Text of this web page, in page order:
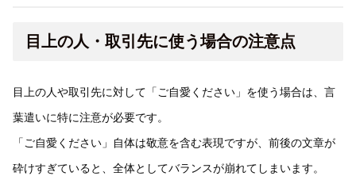
目上の人・取引先に使う場合の注意点
目上の人や取引先に対して「ご自愛ください」を使う場合は、言
葉遣いに特に注意が必要です。
「ご自愛ください」自体は敬意を含む表現ですが、前後の文章が
砕けすぎていると、全体としてバランスが崩れてしまいます。